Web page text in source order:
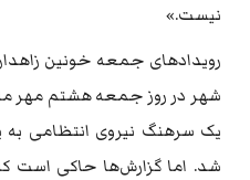
نیست.»
رویدادهای جمعه خونین
شهر در روز جمعه هشتم مهر
یک سرهنگ نیروی انتظامی به
شد. اما گزارش‌ها حاکی است